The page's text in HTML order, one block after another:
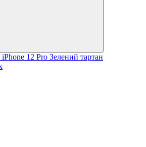
12 Pro Зелений тартан